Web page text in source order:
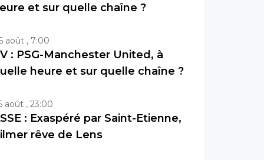
et sur quelle chaîne ?
août , 7:00
: PSG-Manchester United, à
heure et sur quelle chaîne ?
août , 23:00
: Exaspéré par Saint-Etienne,
rêve de Lens